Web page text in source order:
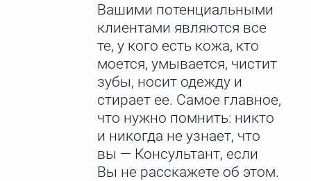
Вашими потенциальными
клиентами являются все
те, у кого есть кожа, кто
моется, умывается, чистит
зубы, носит одежду и
стирает ее. Самое главное,
что нужно помнить: никто
и никогда не узнает, что
вы — Консультант, если
Вы не расскажете об этом.